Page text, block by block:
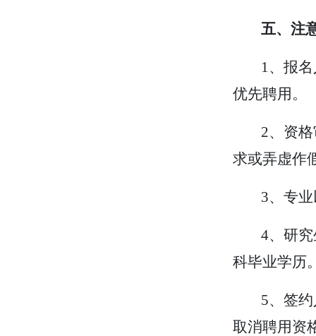
五、注
1、报
优先聘用。
2、 资
求或弄虚作
3、专
4、研
科毕业学历
5、 签约
取消聘用资